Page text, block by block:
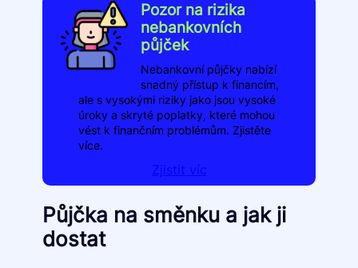
Pozor na rizika
nebankovních
půjček
Nebankovní půjčky nabízí
snadný přístup k financím,
ale s vysokými riziky jako jsou vysoké
úroky a skryté poplatky, které mohou
vést k finančním problémům. Zjistěte
více.
Zjistit víc
Půjčka na směnku a jak ji
dostat